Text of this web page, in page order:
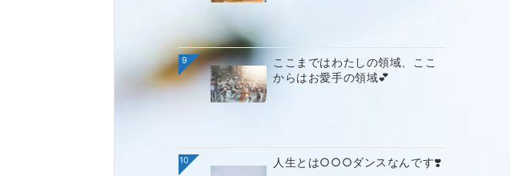
9
ここまではわたしの領域、ここ
からはお愛手の領域💕
10 人生とは○○○ダンスなんです❣️